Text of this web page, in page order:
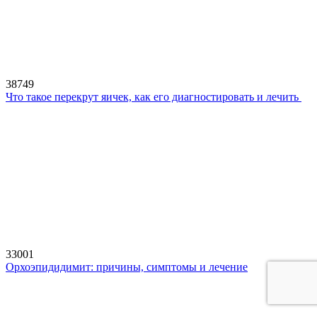
38749
Что такое перекрут яичек, как его диагностировать и лечить
33001
Орхоэпидидимит: причины, симптомы и лечение